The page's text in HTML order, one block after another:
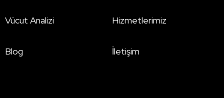
Vücut Analizi Hizmetlerimiz
Blog İletişim